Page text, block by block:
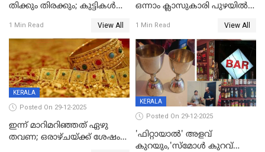
തിക്കും തിരക്കും; കുട്ടികള്‍
പരിക്ക്; പാളം മറികടന്ന
യുവാവ് ട്രെയിന്‍ തട്ടി മരിച്ചു
1 Min Read View All
ഒന്നാം ക്ലാസുകാരി പുഴയിൽ
കുട്ടികൾക്കൊപ്പം
കളിക്കുന്നതിനിടെ
1 Min Read View All
KERALA
Posted On 29-12-2025
ഇന്ന് മാറിമറിഞ്ഞത് ഏഴു
തവണ; ഒരാഴ്ചയ്ക്ക് ശേഷം
KERALA
Posted On 29-12-2025
'ഫിറ്റായാൽ' അളവ്
കുറയും,'സ്‌മോൾ കുറവ്